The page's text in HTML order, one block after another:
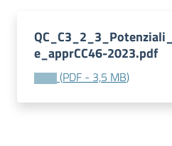
Seguici
e_apprCC46-2023.pdf
(PDF - 3,5 MB)